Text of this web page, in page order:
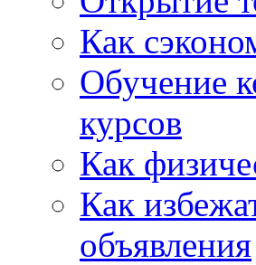
Как
Обучение
курсов
Как
Как
объявления